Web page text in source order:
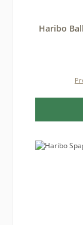
Haribo